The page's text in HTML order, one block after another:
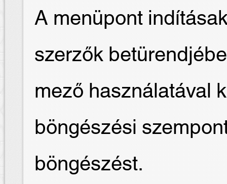
A menüpont
szerzők
mező használatával
böngészési
böngészést.